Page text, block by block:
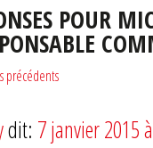
POUR
dit: 7 janvier 2015